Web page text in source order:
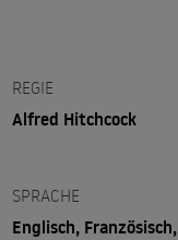
REGIE
Alfred Hitchcock
SPRACHE
Englisch, Französisch,